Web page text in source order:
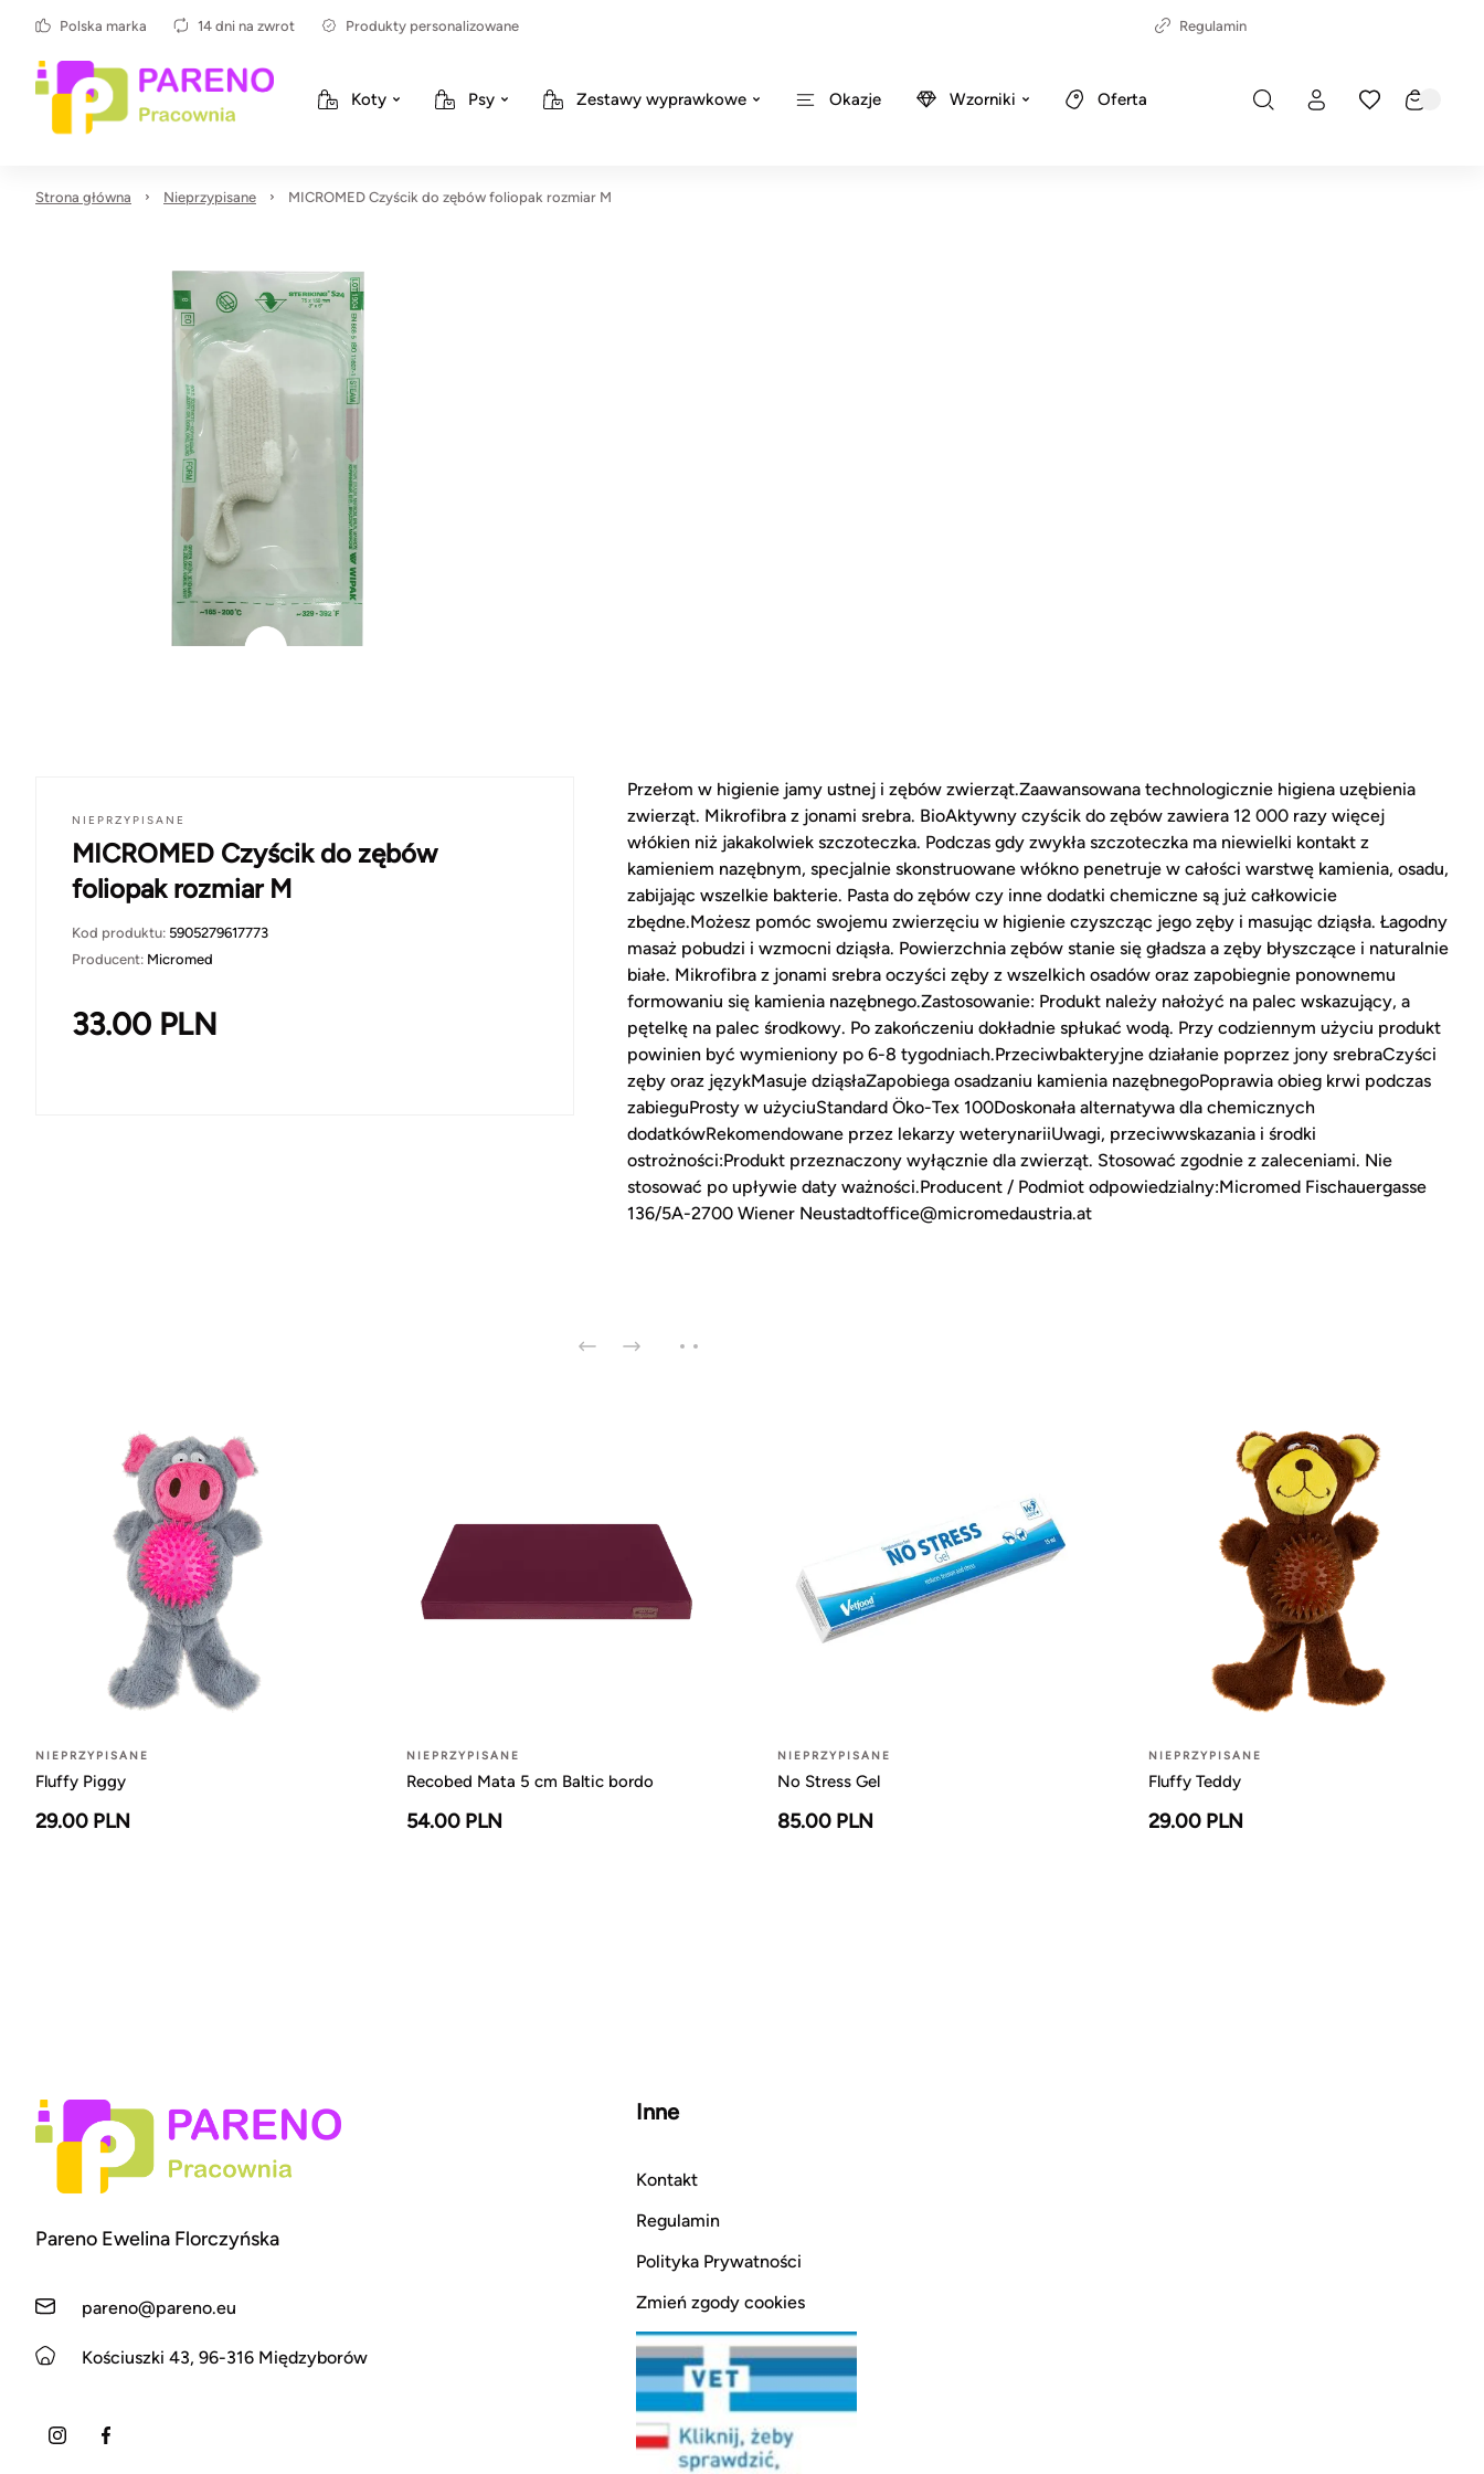
Polska marka 14 dni na zwrot Produkty personalizowane Regulamin
Koty Psy Zestawy wyprawkowe Okazje Wzorniki Oferta
Strona główna Nieprzypisane MICROMED Czyścik do zębów foliopak rozmiar M
NIEPRZYPISANE
MICROMED Czyścik do zębów
foliopak rozmiar M
Kod produktu: 5905279617773
Producent: Micromed
33.00 PLN
Przełom w higienie jamy ustnej i zębów zwierząt.Zaawansowana technologicznie higiena uzębienia
zwierząt. Mikrofibra z jonami srebra. BioAktywny czyścik do zębów zawiera 12 000 razy więcej
włókien niż jakakolwiek szczoteczka. Podczas gdy zwykła szczoteczka ma niewielki kontakt z
kamieniem nazębnym, specjalnie skonstruowane włókno penetruje w całości warstwę kamienia, osadu,
zabijając wszelkie bakterie. Pasta do zębów czy inne dodatki chemiczne są już całkowicie
zbędne.Możesz pomóc swojemu zwierzęciu w higienie czyszcząc jego zęby i masując dziąsła. Łagodny
masaż pobudzi i wzmocni dziąsła. Powierzchnia zębów stanie się gładsza a zęby błyszczące i naturalnie
białe. Mikrofibra z jonami srebra oczyści zęby z wszelkich osadów oraz zapobiegnie ponownemu
formowaniu się kamienia nazębnego.Zastosowanie: Produkt należy nałożyć na palec wskazujący, a
pętelkę na palec środkowy. Po zakończeniu dokładnie spłukać wodą. Przy codziennym użyciu produkt
powinien być wymieniony po 6-8 tygodniach.Przeciwbakteryjne działanie poprzez jony srebraCzyści
zęby oraz językMasuje dziąsłaZapobiega osadzaniu kamienia nazębnegoPoprawia obieg krwi podczas
zabieguProsty w użyciuStandard Öko-Tex 100Doskonała alternatywa dla chemicznych
dodatkówRekomendowane przez lekarzy weterynariiUwagi, przeciwwskazania i środki
ostrożności:Produkt przeznaczony wyłącznie dla zwierząt. Stosować zgodnie z zaleceniami. Nie
stosować po upływie daty ważności.Producent / Podmiot odpowiedzialny:Micromed Fischauergasse
136/5A-2700 Wiener Neustadtoffice@micromedaustria.at
NIEPRZYPISANE
Fluffy Piggy
29.00 PLN
NIEPRZYPISANE
Recobed Mata 5 cm Baltic bordo
54.00 PLN
NIEPRZYPISANE
No Stress Gel
85.00 PLN
NIEPRZYPISANE
Fluffy Teddy
29.00 PLN
Pareno Ewelina Florczyńska
pareno@pareno.eu
Kościuszki 43, 96-316 Międzyborów
Inne
Kontakt
Regulamin
Polityka Prywatności
Zmień zgody cookies